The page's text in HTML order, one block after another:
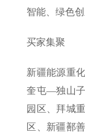
智能、绿色
买家集聚
新疆能源重
奎屯—独山
园区、拜城
区、新疆鄯